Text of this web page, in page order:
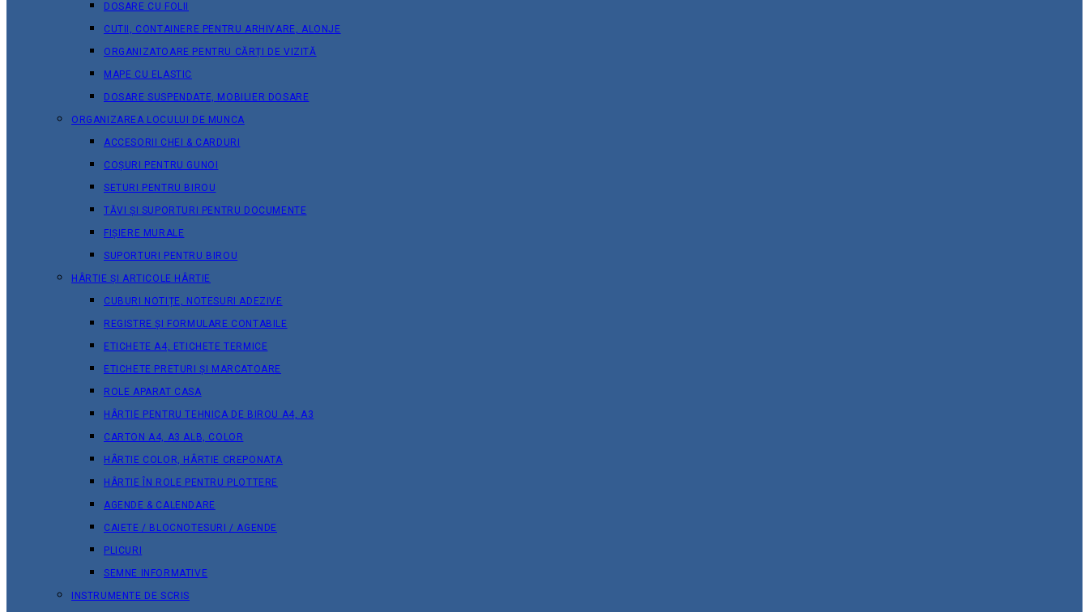
DOSARE CU FOLII
CUTII, CONTAINERE PENTRU ARHIVARE, ALONJE
ORGANIZATOARE PENTRU CĂRȚI DE VIZITĂ
MAPE CU ELASTIC
DOSARE SUSPENDATE, MOBILIER DOSARE
ORGANIZAREA LOCULUI DE MUNCA
ACCESORII CHEI & СARDURI
COȘURI PENTRU GUNOI
SETURI PENTRU BIROU
TĂVI ȘI SUPORTURI PENTRU DOCUMENTE
FIȘIERE MURALE
SUPORTURI PENTRU BIROU
HÂRTIE ȘI ARTICOLE HÂRTIE
CUBURI NOTIȚE, NOTESURI ADEZIVE
REGISTRE ȘI FORMULARE CONTABILE
ETICHETE A4, ETICHETE TERMICE
ETICHETE PRETURI ȘI MARCATOARE
ROLE APARAT CASA
HÂRTIE PENTRU TEHNICA DE BIROU A4, A3
CARTON A4, A3 ALB, COLOR
HÂRTIE COLOR, HÂRTIE CREPONATA
HÂRTIE ÎN ROLE PENTRU PLOTTERE
AGENDE & CALENDARE
CAIETE / BLOCNOTESURI / AGENDE
PLICURI
SEMNE INFORMATIVE
INSTRUMENTE DE SCRIS